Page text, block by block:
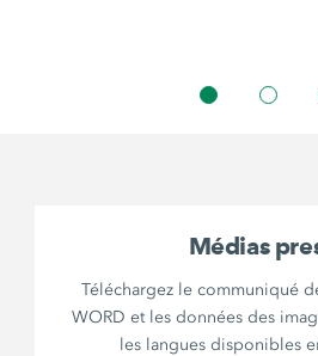
Médias
Téléchargez le communiqué
WORD et les données des
les langues disponibles